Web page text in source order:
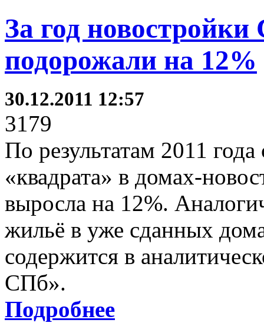
За год
подорожали на 12%
30.12.2011 12:57
3179
По результатам 2011
«квадрата» в домах-
выросла на 12%.
жильё в уже сданных
содержится в
СПб».
Подробнее